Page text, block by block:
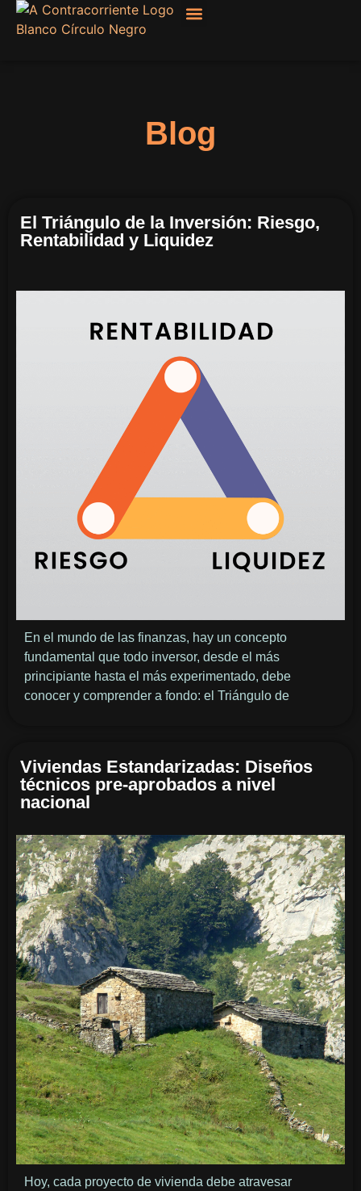
Blog
El Triángulo de la Inversión: Riesgo,
Rentabilidad y Liquidez
En el mundo de las finanzas, hay un concepto
fundamental que todo inversor, desde el más
principiante hasta el más experimentado, debe
conocer y comprender a fondo: el Triángulo de
Viviendas Estandarizadas: Diseños
técnicos pre-aprobados a nivel
nacional
Hoy, cada proyecto de vivienda debe atravesar